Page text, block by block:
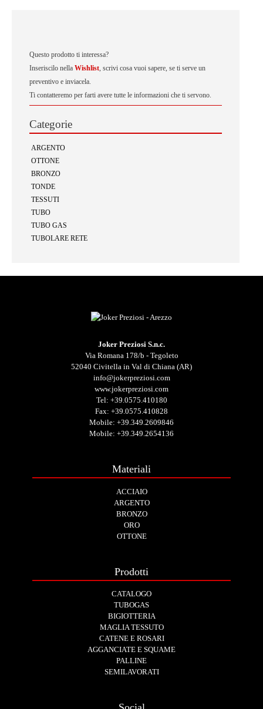
Questo prodotto ti interessa?
Inseriscilo nella Wishlist, scrivi cosa vuoi sapere, se ti serve un
preventivo e inviacela.
Ti contatteremo per farti avere tutte le informazioni che ti servono.
Categorie
ARGENTO
OTTONE
BRONZO
TONDE
TESSUTI
TUBO
TUBO GAS
TUBOLARE RETE
Joker Preziosi S.n.c.
Via Romana 178/b - Tegoleto
52040 Civitella in Val di Chiana (AR)
info@jokerpreziosi.com
www.jokerpreziosi.com
Tel: +39.0575.410180
Fax: +39.0575.410828
Mobile: +39.349.2609846
Mobile: +39.349.2654136
Materiali
ACCIAIO
ARGENTO
BRONZO
ORO
OTTONE
Prodotti
CATALOGO
TUBOGAS
BIGIOTTERIA
MAGLIA TESSUTO
CATENE E ROSARI
AGGANCIATE E SQUAME
PALLINE
SEMILAVORATI